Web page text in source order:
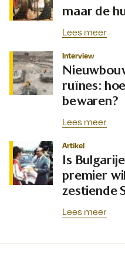
maar de
Lees meer
Interview
ruïnes:
bewaren?
Lees meer
Artikel
Is
premier
zestiende
Lees meer